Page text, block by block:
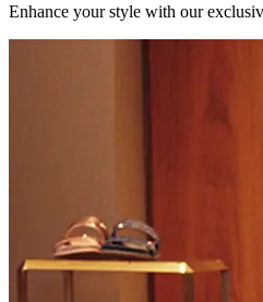
Enhance your style with our